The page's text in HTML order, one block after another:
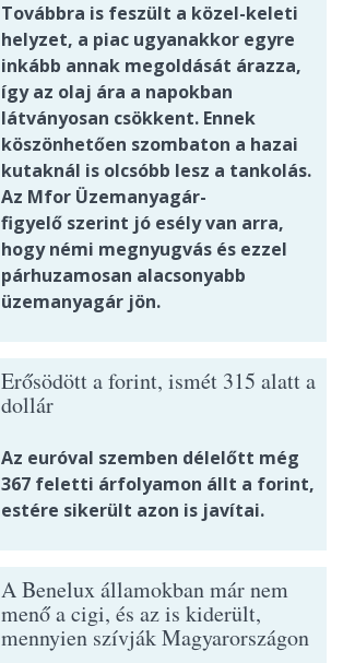
Továbbra is feszült a közel-keleti
helyzet, a piac ugyanakkor egyre
inkább annak megoldását árazza,
így az olaj ára a napokban
látványosan csökkent. Ennek
köszönhetően szombaton a hazai
kutaknál is olcsóbb lesz a tankolás.
Az Mfor Üzemanyagár-
figyelő szerint jó esély van arra,
hogy némi megnyugvás és ezzel
párhuzamosan alacsonyabb
üzemanyagár jön.
Erősödött a forint, ismét 315 alatt a
dollár
Az euróval szemben délelőtt még
367 feletti árfolyamon állt a forint,
estére sikerült azon is javítai.
A Benelux államokban már nem
menő a cigi, és az is kiderült,
mennyien szívják Magyarországon